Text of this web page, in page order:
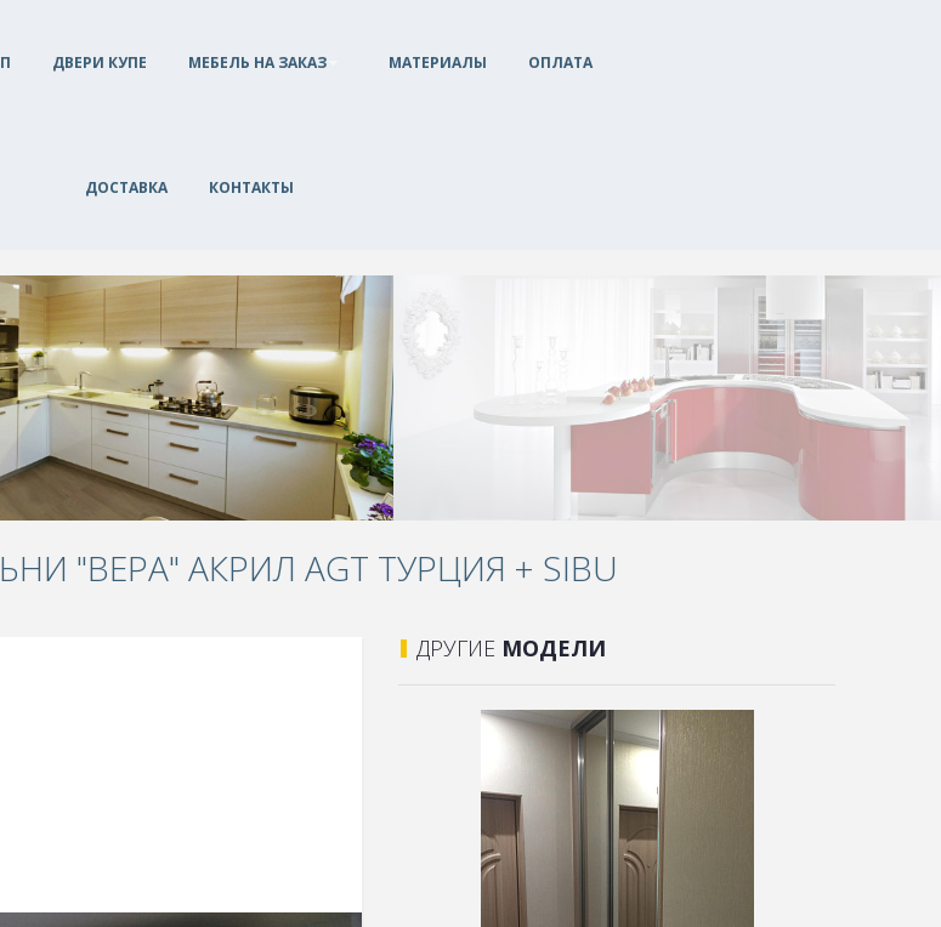
ДВЕРИ КУПЕ МЕБЕЛЬ НА ЗАКАЗ МАТЕРИАЛЫ ОПЛАТА
ДОСТАВКА КОНТАКТЫ
"ВЕРА" АКРИЛ AGT ТУРЦИЯ + SIBU
ДРУГИЕ МОДЕЛИ